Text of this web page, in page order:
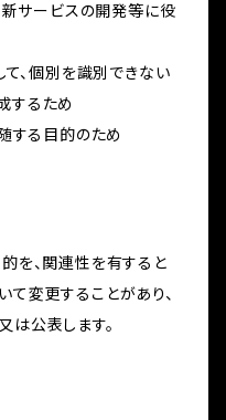
新サービスの開発等に役
て、個別を識別できない
するため
する目的のため
を、関連性を有すると
変更することがあり、
公表します。